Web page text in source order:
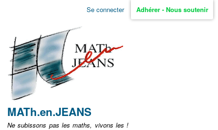
Aller
non
identifié
Se connecter Adhérer - Nous soutenir
MATh.en.JEANS
Ne subissons pas les maths, vivons les !